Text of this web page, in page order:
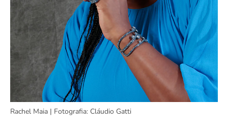
Rachel Maia | Fotografia: Cláudio Gatti